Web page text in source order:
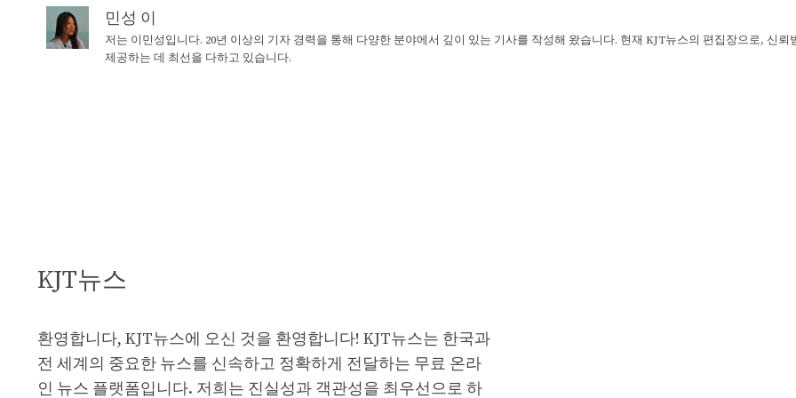
민성 이
저는 이민성입니다. 20년 이상의 기자 경력을 통해 다양한 분야에서 깊이 있는 기사를 작성해 왔습니다. 현재 KJT뉴스의 편집장으로, 신뢰
제공하는 데 최선을 다하고 있습니다.
KJT뉴스
환영합니다, KJT뉴스에 오신 것을 환영합니다! KJT뉴스는 한국과
전 세계의 중요한 뉴스를 신속하고 정확하게 전달하는 무료 온라
인 뉴스 플랫폼입니다. 저희는 진실성과 객관성을 최우선으로 하